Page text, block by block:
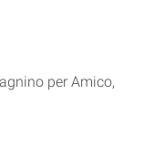
per Amico,